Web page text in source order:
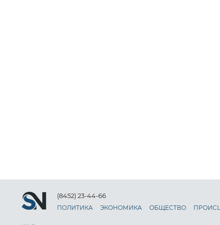
(8452) 23-44-66
ПОЛИТИКА ЭКОНОМИКА ОБЩЕСТВО